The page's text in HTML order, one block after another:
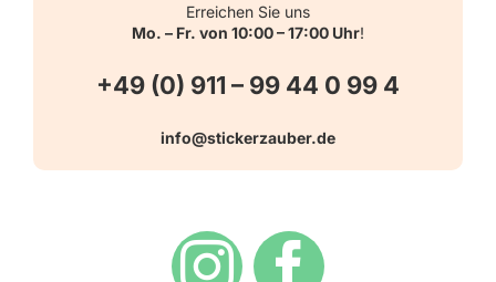
Warn-, Gebots-, Verbots- und
Hinweisaufkleber
Versandarten
Erreichen Sie uns
Mo. – Fr. von 10:00 – 17:00 Uhr!
+49 (0) 911 – 99 44 0 99 4
info@stickerzauber.de